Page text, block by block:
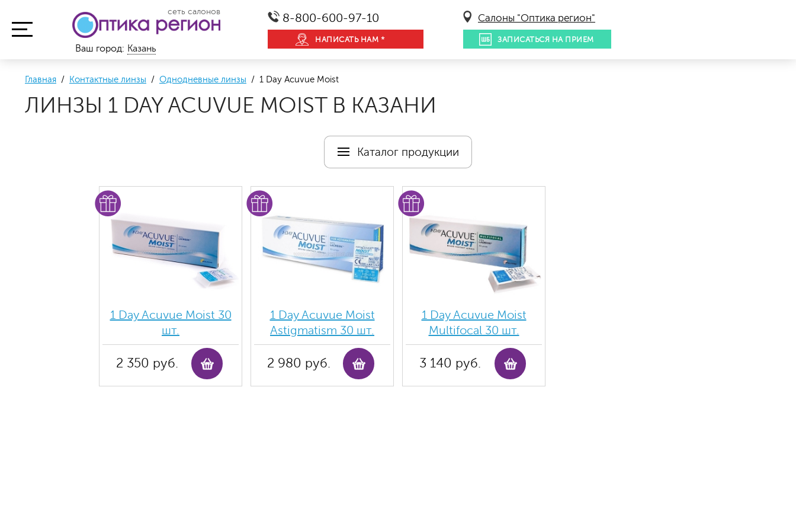
сеть салонов 8-800-600-97-10
НАПИСАТЬ НАМ *
Салоны "Оптика регион"
ЗАПИСАТЬСЯ НА ПРИЕМ
Ваш город: Казань
Главная / Контактные линзы / Однодневные линзы / 1 Day Acuvue Moist
ЛИНЗЫ 1 DAY ACUVUE MOIST В КАЗАНИ
Каталог продукции
1 Day Acuvue Moist 30
шт.
2 350 руб.
1 Day Acuvue Moist
Аstigmatism 30 шт.
2 980 руб.
1 Day Acuvue Moist
Multifocal 30 шт.
3 140 руб.